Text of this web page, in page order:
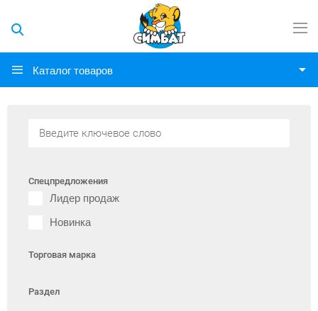
Каталог товаров
Спецпредложения
Лидер продаж
Новинка
Торговая марка
Раздел